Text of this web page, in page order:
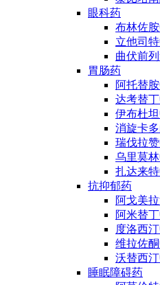
眼科药
布林佐
立他司
曲伏前
胃肠药
阿托替
达考替
伊布杜
消旋卡
瑞伐拉
乌里莫
扎达来
抗抑郁药
阿戈美
阿米替
度洛西
维拉佐
沃替西
睡眠障碍药